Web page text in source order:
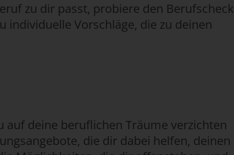
zu dir passt, probiere den Berufscheck
individuelle Vorschläge, die zu deinen
auf deine beruflichen Träume verzichten
die dir dabei helfen, deinen